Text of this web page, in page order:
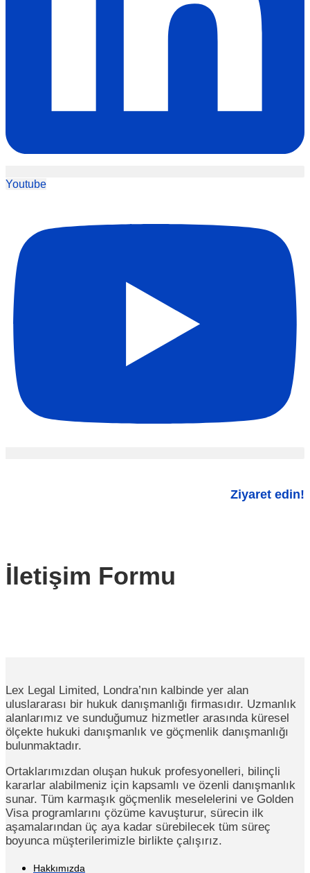
Youtube
Ziyaret edin!
İletişim Formu
Lex Legal Limited, Londra’nın kalbinde yer alan
uluslararası bir hukuk danışmanlığı firmasıdır. Uzmanlık
alanlarımız ve sunduğumuz hizmetler arasında küresel
ölçekte hukuki danışmanlık ve göçmenlik danışmanlığı
bulunmaktadır.
Ortaklarımızdan oluşan hukuk profesyonelleri, bilinçli
kararlar alabilmeniz için kapsamlı ve özenli danışmanlık
sunar. Tüm karmaşık göçmenlik meselelerini ve Golden
Visa programlarını çözüme kavuşturur, sürecin ilk
aşamalarından üç aya kadar sürebilecek tüm süreç
boyunca müşterilerimizle birlikte çalışırız.
Hakkımızda